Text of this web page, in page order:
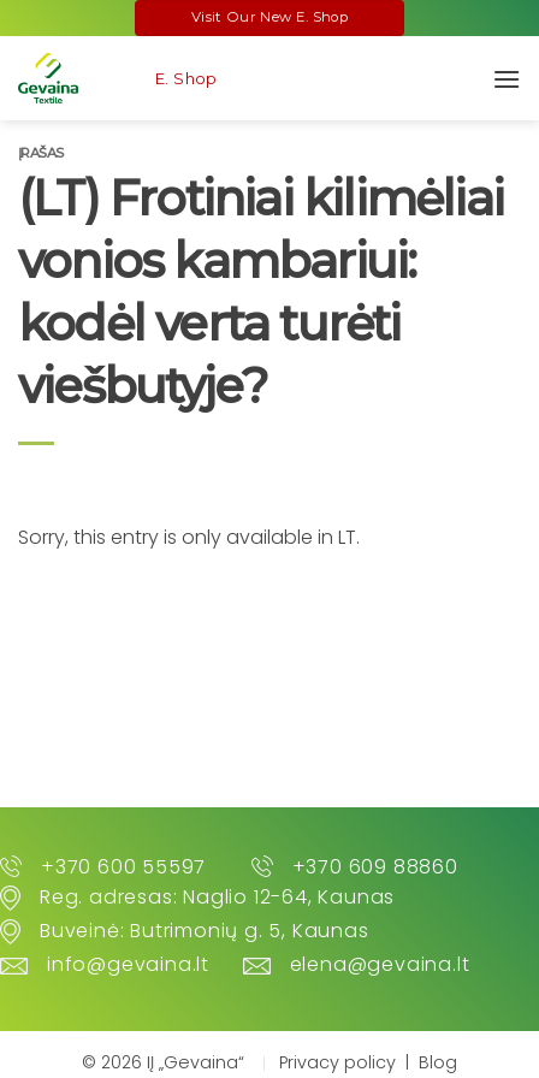
to
content
Visit Our New E. Shop
E. Shop
ĮRAŠAS
(LT) Frotiniai kilimėliai
vonios kambariui:
kodėl verta turėti
viešbutyje?
Sorry, this entry is only available in LT.
+370 600 55597
+370 609 88860
Reg. adresas: Naglio 12-64, Kaunas
Buveinė: Butrimonių g. 5, Kaunas
info@gevaina.lt
elena@gevaina.lt
© 2026 IĮ „Gevaina“ Privacy policy | Blog